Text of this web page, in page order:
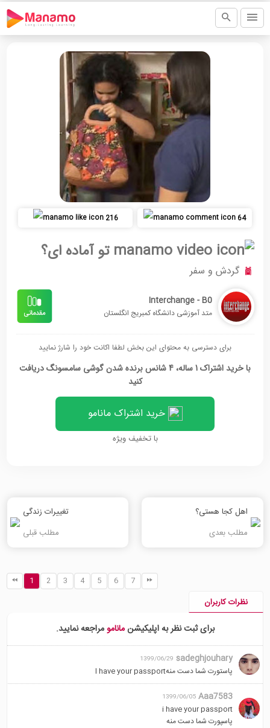
216 64
تو آماده ای؟
گردش و سفر
Interchange - B0
متد آموزشی دانشگاه کمبریج انگلستان
برای دسترسی به محتوای این بخش لطفا اکانت خود را شارژ نمایید
با خرید اشتراک 1 ساله، 4 شانس برنده شدن گوشی سامسونگ دریافت
کنید
خرید اشتراک مانامو
با تخفیف ویژه
اهل کجا هستی؟
مطلب بعدی
تغییرات زندگی
مطلب قبلی
1 2 3 4 5 6 7
نظرات کاربران
برای ثبت نظر به اپلیکیشنمانامومراجعه نمایید.
sadeghjouhary
1399/06/29
پاستورت شما دست منهl have your passport
Aaa7583
1399/06/05
i have your passport
پاسپورت شما دست منه